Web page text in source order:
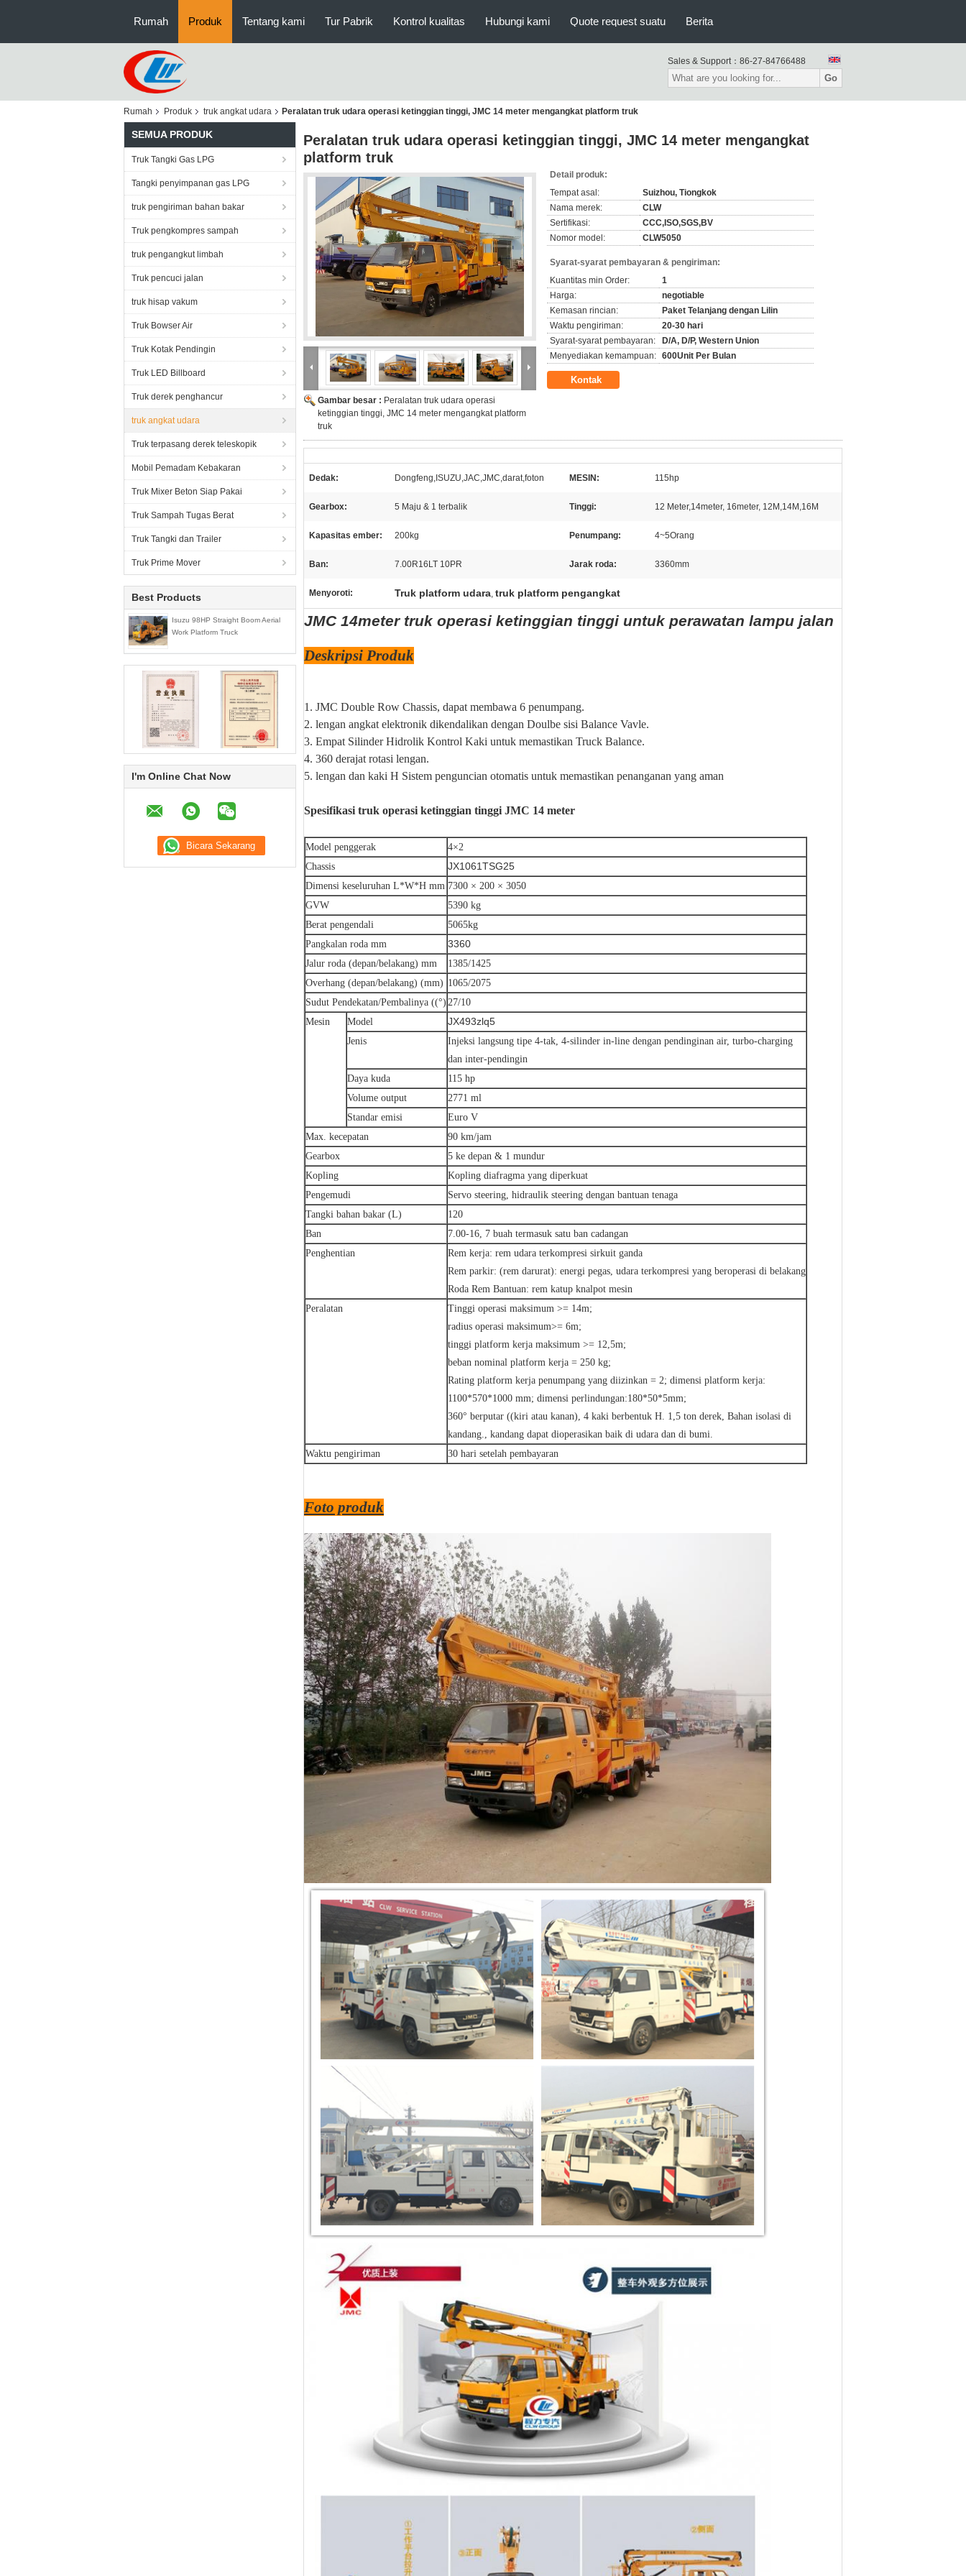
Rumah Produk Tentang kami Tur Pabrik Kontrol kualitas Hubungi kami Quote request suatu Berita
Sales & Support： 86-27-84766488
Go
Rumah Produk truk angkat udara Peralatan truk udara operasi ketinggian tinggi, JMC 14 meter mengangkat platform truk
SEMUA PRODUK
Truk Tangki Gas LPG
Tangki penyimpanan gas LPG
truk pengiriman bahan bakar
Truk pengkompres sampah
truk pengangkut limbah
Truk pencuci jalan
truk hisap vakum
Truk Bowser Air
Truk Kotak Pendingin
Truk LED Billboard
Truk derek penghancur
truk angkat udara
Truk terpasang derek teleskopik
Mobil Pemadam Kebakaran
Truk Mixer Beton Siap Pakai
Truk Sampah Tugas Berat
Truk Tangki dan Trailer
Truk Prime Mover
Best Products
Isuzu 98HP Straight Boom Aerial
Work Platform Truck
I'm Online Chat Now
Peralatan truk udara operasi ketinggian tinggi, JMC 14 meter mengangkat
platform truk
Gambar besar : Peralatan truk udara operasi
ketinggian tinggi, JMC 14 meter mengangkat platform
truk
Detail produk:
Tempat asal:
Suizhou, Tiongkok
Nama merek:
CLW
Sertifikasi:
CCC,ISO,SGS,BV
Nomor model:
CLW5050
Syarat-syarat pembayaran & pengiriman:
Kuantitas min Order:
1
Harga:
negotiable
Kemasan rincian:
Paket Telanjang dengan Lilin
Waktu pengiriman:
20-30 hari
Syarat-syarat pembayaran:
D/A, D/P, Western Union
Menyediakan kemampuan: 600Unit Per Bulan
Kontak
Dedak: Dongfeng,ISUZU,JAC,JMC,darat,foton MESIN: 115hp
Gearbox: 5 Maju & 1 terbalik Tinggi: 12 Meter,14meter, 16meter, 12M,14M,16M
Kapasitas ember: 200kg Penumpang: 4~5Orang
Ban: 7.00R16LT 10PR Jarak roda: 3360mm
Menyoroti: Truk platform udara, truk platform pengangkat
JMC 14meter truk operasi ketinggian tinggi untuk perawatan lampu jalan
Deskripsi Produk
1. JMC Double Row Chassis, dapat membawa 6 penumpang.
2. lengan angkat elektronik dikendalikan dengan Doulbe sisi Balance Vavle.
3. Empat Silinder Hidrolik Kontrol Kaki untuk memastikan Truck Balance.
4. 360 derajat rotasi lengan.
5. lengan dan kaki H Sistem penguncian otomatis untuk memastikan penanganan yang aman
Spesifikasi truk operasi ketinggian tinggi JMC 14 meter
Model penggerak
4×2
Chassis
JX1061TSG25
Dimensi keseluruhan L*W*H mm 7300 × 200 × 3050
GVW
5390 kg
Berat pengendali
5065kg
Pangkalan roda mm
3360
Jalur roda (depan/belakang) mm
1385/1425
Overhang (depan/belakang) (mm) 1065/2075
Sudut Pendekatan/Pembalinya ((°) 27/10
Mesin
Model JX493zlq5
Jenis
Injeksi langsung tipe 4-tak, 4-silinder in-line dengan pendinginan air, turbo-charging
dan inter-pendingin
Daya kuda
115 hp
Volume output
2771 ml
Standar emisi
Euro V
Max. kecepatan
90 km/jam
Gearbox
5 ke depan & 1 mundur
Kopling
Kopling diafragma yang diperkuat
Pengemudi
Servo steering, hidraulik steering dengan bantuan tenaga
Tangki bahan bakar (L)
120
Ban
7.00-16, 7 buah termasuk satu ban cadangan
Penghentian
Rem kerja: rem udara terkompresi sirkuit ganda
Rem parkir: (rem darurat): energi pegas, udara terkompresi yang beroperasi di belakang
Roda Rem Bantuan: rem katup knalpot mesin
Peralatan
Tinggi operasi maksimum >= 14m;
radius operasi maksimum>= 6m;
tinggi platform kerja maksimum >= 12,5m;
beban nominal platform kerja = 250 kg;
Rating platform kerja penumpang yang diizinkan = 2; dimensi platform kerja:
1100*570*1000 mm; dimensi perlindungan:180*50*5mm;
360° berputar ((kiri atau kanan), 4 kaki berbentuk H. 1,5 ton derek, Bahan isolasi di
kandang., kandang dapat dioperasikan baik di udara dan di bumi.
Waktu pengiriman
30 hari setelah pembayaran
Foto produk